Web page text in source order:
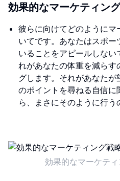
効果的なマーケティン
彼らに向けてどのように
いてです。あなたはスポ
いることをアピールしない
れがあなたの体重を減ら
グします。それがあなた
のポイントを尋ねる自信
ら、まさにそのように行う
効果的なマーケテ